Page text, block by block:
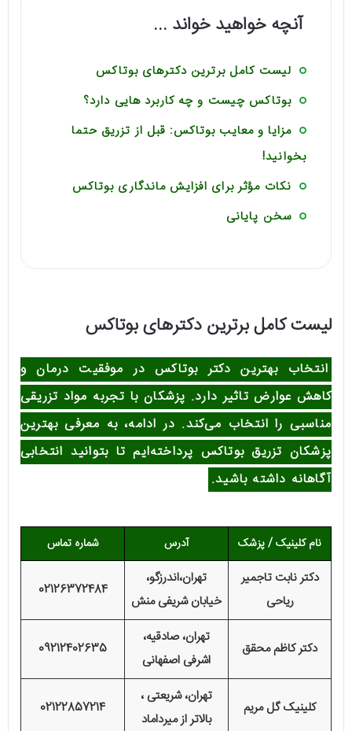
آنچه خواهید خواند ...
لیست کامل برترین دکترهای بوتاکس
بوتاکس چیست و چه کاربرد هایی دارد؟
مزایا و معایب بوتاکس: قبل از تزریق حتما
بخوانید!
نکات مؤثر برای افزایش ماندگاری بوتاکس
سخن پایانی
لیست کامل برترین دکترهای بوتاکس
انتخاب بهترین دکتر بوتاکس در موفقیت درمان و
کاهش عوارض تاثیر دارد. پزشکان با تجربه مواد تزریقی
مناسبی را انتخاب می‌کند. در ادامه، به معرفی بهترین
پزشکان تزریق بوتاکس پرداخته‌ایم تا بتوانید انتخابی
آگاهانه داشته باشید.
نام کلینیک / پزشک آدرس شماره تماس
دکتر نابت تاجمیر
ریاحی
تهران،اندرزگو،
خیابان شریفی منش
02126372484
دکتر کاظم محقق
تهران، صادقیه،
اشرفی اصفهانی
09212402635
کلینیک گل مریم
تهران، شریعتی ،
بالاتر از میرداماد
02122857214